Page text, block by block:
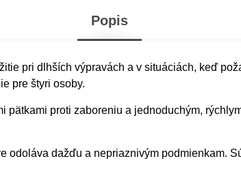
Popis
pri dlhších výpravách a v situáciách, keď
pre štyri osoby.
pätkami proti zaboreniu a jednoduchým,
odoláva dažďu a nepriaznivým podmienkam.